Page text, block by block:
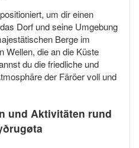
um dir einen
Dorf und seine Umgebung
Berge im
Wellen, die an die Küste
du die friedliche und
der Färöer voll und
und Aktivitäten rund